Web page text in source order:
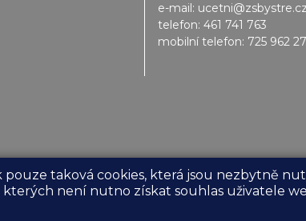
e-mail: ucetni@zsbystre.cz
telefon: 461 741 763
mobilní telefon: 725 962
pouze taková cookies, která jsou nezbytně
není nutno získat souhlas uživatele